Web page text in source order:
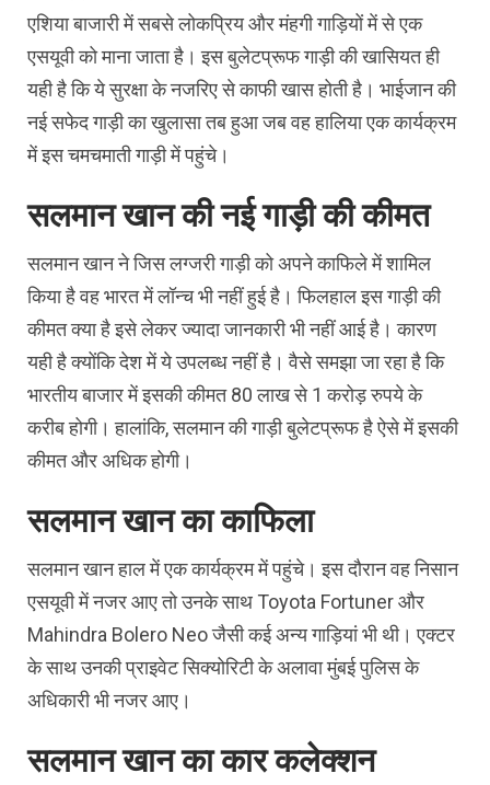
एशिया बाजारी में सबसे लोकप्रिय और मंहगी गाड़ियों में से एक
एसयूवी को माना जाता है। इस बुलेटप्रूफ गाड़ी की खासियत ही
यही है कि ये सुरक्षा के नजरिए से काफी खास होती है। भाईजान की
नई सफेद गाड़ी का खुलासा तब हुआ जब वह हालिया एक कार्यक्रम
में इस चमचमाती गाड़ी में पहुंचे।
सलमान खान की नई गाड़ी की कीमत
सलमान खान ने जिस लग्जरी गाड़ी को अपने काफिले में शामिल
किया है वह भारत में लॉन्च भी नहीं हुई है। फिलहाल इस गाड़ी की
कीमत क्या है इसे लेकर ज्यादा जानकारी भी नहीं आई है। कारण
यही है क्योंकि देश में ये उपलब्ध नहीं है। वैसे समझा जा रहा है क‍ि
भारतीय बाजार में इसकी कीमत 80 लाख से 1 करोड़ रुपये के
करीब होगी। हालांकि, सलमान की गाड़ी बुलेटप्रूफ है ऐसे में इसकी
कीमत और अध‍िक होगी।
सलमान खान का काफिला
सलमान खान हाल में एक कार्यक्रम में पहुंचे। इस दौरान वह निसान
एसयूवी में नजर आए तो उनके साथ Toyota Fortuner और
Mahindra Bolero Neo जैसी कई अन्य गाड़ियां भी थी। एक्टर
के साथ उनकी प्राइवेट सिक्योरिटी के अलावा मुंबई पुलिस के
अधिकारी भी नजर आए।
सलमान खान का कार कलेक्शन